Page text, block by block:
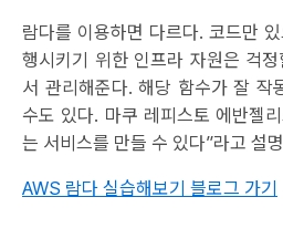
람다를 이용하면 다르다. 코드만
행시키기 위한 인프라 자원은 걱
서 관리해준다. 해당 함수가 잘 작
수도 있다. 마쿠 레피스토 에반젤
는 서비스를 만들 수 있다”라고 설
AWS 람다 실습해보기 블로그 가기